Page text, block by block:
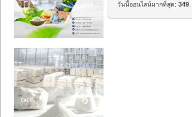
วันนี้ออนไลน์มากที่สุด:349